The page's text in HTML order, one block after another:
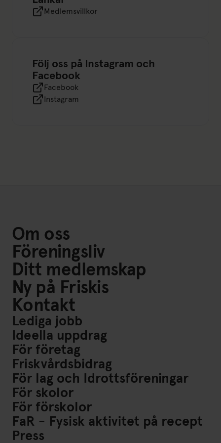
Medlemsvillkor
Följ oss på Instagram och
Facebook
Facebook
Instagram
Om oss
Föreningsliv
Ditt medlemskap
Ny på Friskis
Kontakt
Lediga jobb
Ideella uppdrag
För företag
Friskvårdsbidrag
För lag och Idrottsföreningar
För skolor
För förskolor
FaR - Fysisk aktivitet på recept
Press